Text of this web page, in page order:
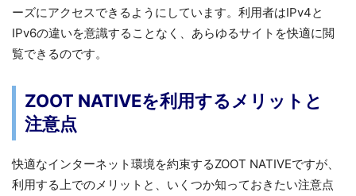
ーズにアクセスできるようにしています。利用者はIPv4と
IPv6の違いを意識することなく、あらゆるサイトを快適に閲
覧できるのです。
ZOOT NATIVEを利用するメリットと
注意点
快適なインターネット環境を約束するZOOT NATIVEですが、
利用する上でのメリットと、いくつか知っておきたい注意点